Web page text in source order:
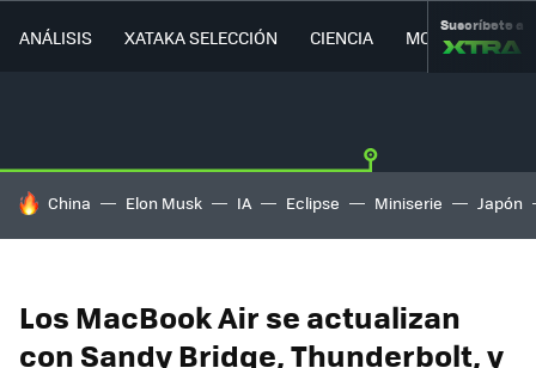
ANÁLISIS XATAKA SELECCIÓN CIENCIA MOVILIDAD
Suscríbete a
HOY SE HABLA DE
China Elon Musk IA Eclipse Miniserie Japón
Los MacBook Air se actualizan
con Sandy Bridge, Thunderbolt, y